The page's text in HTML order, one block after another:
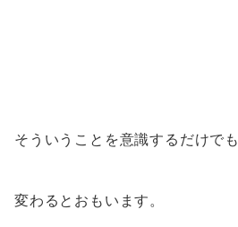
そういうことを意識するだけでも
変わるとおもいます。